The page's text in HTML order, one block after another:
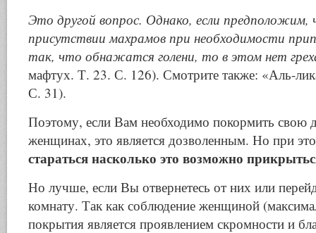
Это другой вопрос. Однако, если предположим,
присутствии махрамов при необходимости
так, что обнажатся голени, то в этом нет
мафтух. Т. 23. С. 126). Смотрите также: «Аль-
С. 31).
Поэтому, если Вам необходимо покормить свою
женщинах, это является дозволенным. Но при
стараться насколько это возможно
Но лучше, если Вы отвернетесь от них или
комнату. Так как соблюдение женщиной
покрытия является проявлением скромности и